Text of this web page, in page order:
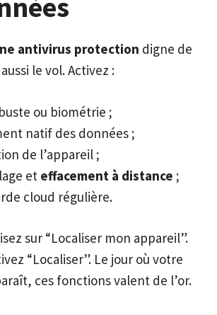
antivirus protection digne de
le vol. Activez :
ou biométrie ;
natif des données ;
de l’appareil ;
et effacement à distance ;
cloud régulière.
sur “Localiser mon appareil”.
“Localiser”. Le jour où votre
ces fonctions valent de l’or.